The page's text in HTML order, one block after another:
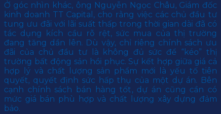
Ở góc nhìn khác, ông Nguyễn Ngọc Châu, Giám đốc
kinh doanh TT Capital, cho rằng việc các chủ đầu tư
tung ưu đãi với lãi suất thấp trong thời gian dài đã có
tác dụng kích cầu rõ rệt, sức mua của thị trường
đang tăng dần lên. Dù vậy, chỉ riêng chính sách ưu
đãi của chủ đầu tư là không đủ sức để “kéo” thị
trường bất động sản hồi phục. Sự kết hợp giữa giá cả
hợp lý và chất lượng sản phẩm mới là yếu tố tiên
quyết, quyết định sức hấp thụ của một dự án. Bên
cạnh chính sách bán hàng tốt, dự án cũng cần có
mức giá bán phù hợp và chất lượng xây dựng đảm
bảo.